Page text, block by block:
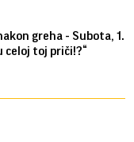
greha - Subota, 1.
celoj toj priči!?“